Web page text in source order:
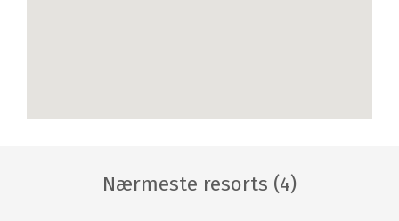
Nærmeste resorts (4)